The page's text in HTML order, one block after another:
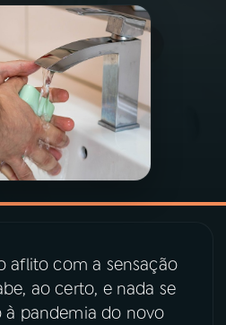
aflito com a sensação
ao certo, e nada se
à pandemia do novo